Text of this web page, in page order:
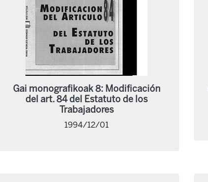
Gai monografikoak 8: Modificación
del art. 84 del Estatuto de los
Trabajadores
1994/12/01